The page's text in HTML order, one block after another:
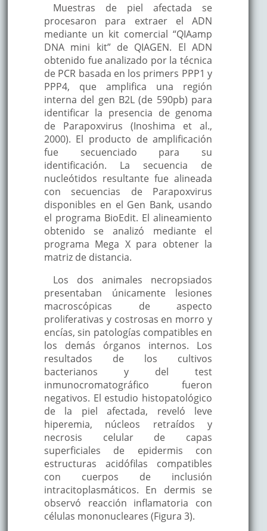
Muestras de piel afectada se
procesaron para extraer el ADN
mediante un kit comercial “QIAamp
DNA mini kit” de QIAGEN. El ADN
obtenido fue analizado por la técnica
de PCR basada en los primers PPP1 y
PPP4, que amplifica una región
interna del gen B2L (de 590pb) para
identificar la presencia de genoma
de Parapoxvirus (Inoshima et al.,
2000). El producto de amplificación
fue secuenciado para su
identificación. La secuencia de
nucleótidos resultante fue alineada
con secuencias de Parapoxvirus
disponibles en el Gen Bank, usando
el programa BioEdit. El alineamiento
obtenido se analizó mediante el
programa Mega X para obtener la
matriz de distancia.
Los dos animales necropsiados
presentaban únicamente lesiones
macroscópicas de aspecto
proliferativas y costrosas en morro y
encías, sin patologías compatibles en
los demás órganos internos. Los
resultados de los cultivos
bacterianos y del test
inmunocromatográfico fueron
negativos. El estudio histopatológico
de la piel afectada, reveló leve
hiperemia, núcleos retraídos y
necrosis celular de capas
superficiales de epidermis con
estructuras acidófilas compatibles
con cuerpos de inclusión
intracitoplasmáticos. En dermis se
observó reacción inflamatoria con
células mononucleares (Figura 3).